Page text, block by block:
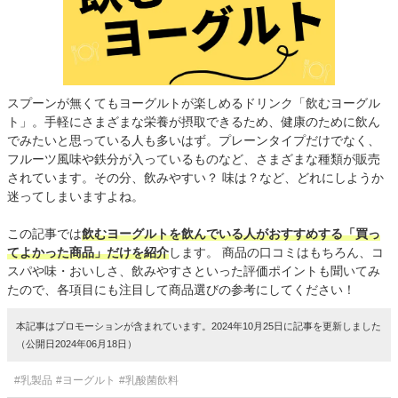
スプーンが無くてもヨーグルトが楽しめるドリンク「飲むヨーグル
ト」。手軽にさまざまな栄養が摂取できるため、健康のために飲ん
でみたいと思っている人も多いはず。プレーンタイプだけでなく、
フルーツ風味や鉄分が入っているものなど、さまざまな種類が販売
されています。その分、飲みやすい？ 味は？など、どれにしようか
迷ってしまいますよね。
この記事では飲むヨーグルトを飲んでいる人がおすすめする「買っ
てよかった商品」だけを紹介します。 商品の口コミはもちろん、コ
スパや味・おいしさ、飲みやすさといった評価ポイントも聞いてみ
たので、各項目にも注目して商品選びの参考にしてください！
本記事はプロモーションが含まれています。2024年10月25日に記事を更新しました
（公開日2024年06月18日）
#乳製品 #ヨーグルト #乳酸菌飲料